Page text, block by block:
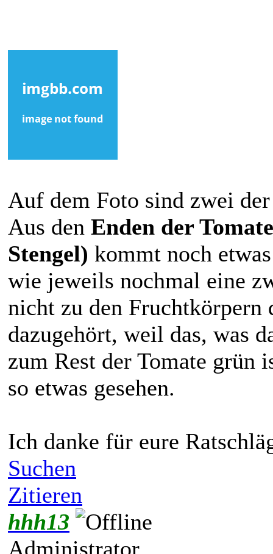
Auf dem Foto sind zwei
Aus den Enden der
Stengel) kommt noch
wie jeweils nochmal eine
nicht zu den Fruchtkörpern
dazugehört, weil das, was
zum Rest der Tomate grün
so etwas gesehen.
Ich danke für eure
Suchen
Zitieren
hhh13
Administrator